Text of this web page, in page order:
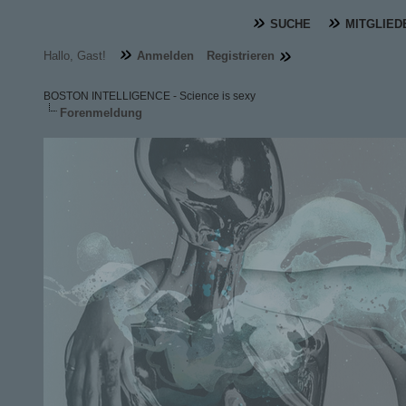
SUCHE
Hallo, Gast! Anmelden Registrieren
BOSTON INTELLIGENCE - Science is sexy
Forenmeldung